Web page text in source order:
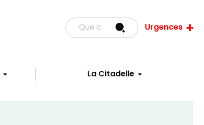
La Citadelle
Urgences